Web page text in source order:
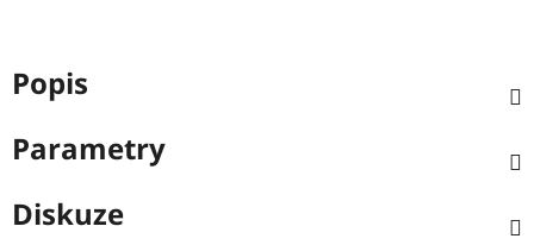
Popis
Parametry
Diskuze